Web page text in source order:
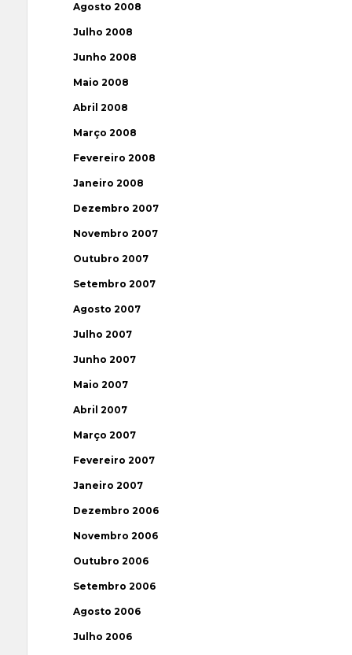
Agosto 2008
Julho 2008
Junho 2008
Maio 2008
Abril 2008
Março 2008
Fevereiro 2008
Janeiro 2008
Dezembro 2007
Novembro 2007
Outubro 2007
Setembro 2007
Agosto 2007
Julho 2007
Junho 2007
Maio 2007
Abril 2007
Março 2007
Fevereiro 2007
Janeiro 2007
Dezembro 2006
Novembro 2006
Outubro 2006
Setembro 2006
Agosto 2006
Julho 2006